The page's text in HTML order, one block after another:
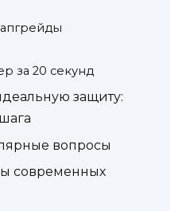
за 20 секунд
защиту:
вопросы
современных